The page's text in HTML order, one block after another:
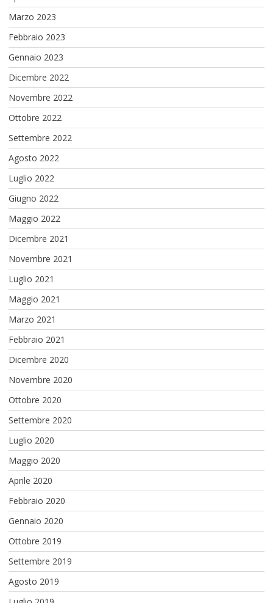
Marzo 2023
Febbraio 2023
Gennaio 2023
Dicembre 2022
Novembre 2022
Ottobre 2022
Settembre 2022
Agosto 2022
Luglio 2022
Giugno 2022
Maggio 2022
Dicembre 2021
Novembre 2021
Luglio 2021
Maggio 2021
Marzo 2021
Febbraio 2021
Dicembre 2020
Novembre 2020
Ottobre 2020
Settembre 2020
Luglio 2020
Maggio 2020
Aprile 2020
Febbraio 2020
Gennaio 2020
Ottobre 2019
Settembre 2019
Agosto 2019